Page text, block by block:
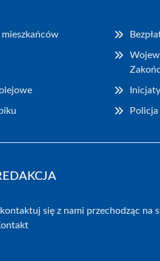
się z nami przechodząc na